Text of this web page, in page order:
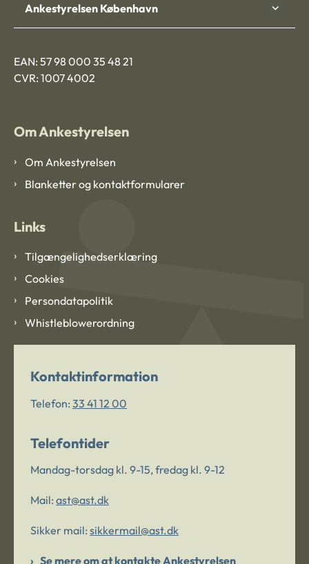
Ankestyrelsen København
EAN: 57 98 000 35 48 21
CVR: 1007 4002
Om Ankestyrelsen
Om Ankestyrelsen
Blanketter og kontaktformularer
Links
Tilgængelighedserklæring
Cookies
Persondatapolitik
Whistleblowerordning
Kontaktinformation
Telefon: 33 41 12 00
Telefontider
Mandag-torsdag kl. 9-15, fredag kl. 9-12
Mail: ast@ast.dk
Sikker mail: sikkermail@ast.dk
Se mere om at kontakte Ankestyrelsen